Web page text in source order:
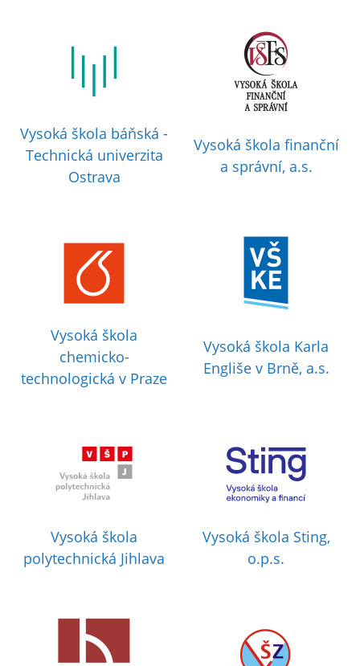
Vysoká škola báňská -
Technická univerzita
Ostrava
Vysoká škola finanční
a správní, a.s.
Vysoká škola
chemicko-
technologická v Praze
Vysoká škola Karla
Engliše v Brně, a.s.
Vysoká škola
polytechnická Jihlava
Vysoká škola Sting,
o.p.s.